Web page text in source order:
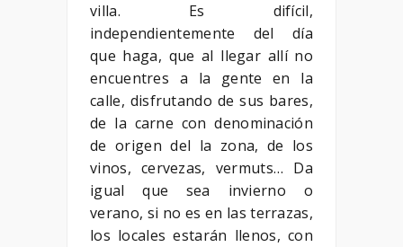
villa. Es difícil,
independientemente del día
que haga, que al llegar allí no
encuentres a la gente en la
calle, disfrutando de sus bares,
de la carne con denominación
de origen del la zona, de los
vinos, cervezas, vermuts… Da
igual que sea invierno o
verano, si no es en las terrazas,
los locales estarán llenos, con